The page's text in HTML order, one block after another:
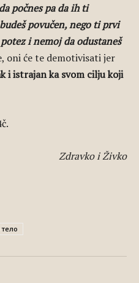
počnes pa da ih ti
povučen, nego ti prvi
i nemoj da odustaneš
oni će te demotivisati jer
i istrajan ka svom cilju koji
Zdravko i Živko